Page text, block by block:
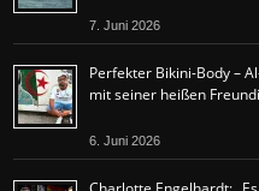
7. Juni 2026
Perfekter Bikini-Body –
mit seiner heißen
6. Juni 2026